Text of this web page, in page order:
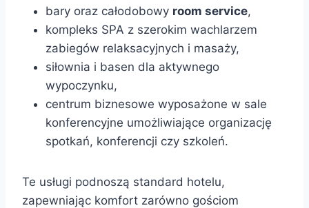
bary oraz całodobowy room service,
kompleks SPA z szerokim wachlarzem
zabiegów relaksacyjnych i masaży,
siłownia i basen dla aktywnego
wypoczynku,
centrum biznesowe wyposażone w sale
konferencyjne umożliwiające organizację
spotkań, konferencji czy szkoleń.
Te usługi podnoszą standard hotelu,
zapewniając komfort zarówno gościom